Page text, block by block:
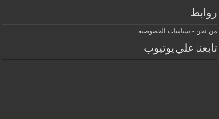
روابط
من نحن - سياسات الخصوصية
تابعنا علي يوتيوب